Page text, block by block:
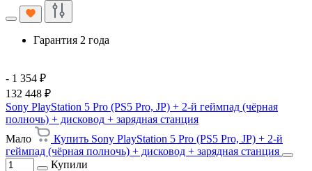
Гарантия 2 года
- 1 354 ₽
132 448 ₽
Sony PlayStation 5 Pro (PS5 Pro, JP) + 2-й геймпад (чёрная
полночь) + дисковод + зарядная станция
Мало
Купить Sony PlayStation 5 Pro (PS5 Pro, JP) + 2-й
геймпад (чёрная полночь) + дисковод + зарядная станция
Купили